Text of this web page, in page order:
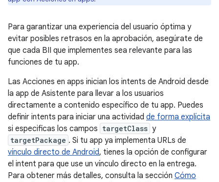
Para garantizar una experiencia del usuario óptima y
evitar posibles retrasos en la aprobación, asegúrate de
que cada BII que implementes sea relevante para las
funciones de tu app.
Las Acciones en apps inician los intents de Android desde
la app de Asistente para llevar a los usuarios
directamente a contenido específico de tu app. Puedes
definir intents para iniciar una actividad de forma explícita
si especificas los campos targetClass y
targetPackage . Si tu app ya implementa URLs de
vínculo directo de Android, tienes la opción de configurar
el intent para que use un vínculo directo en la entrega.
Para obtener más detalles, consulta la sección Cómo